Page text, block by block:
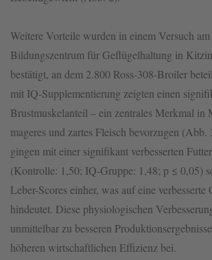
Weitere Vorteile wurden in einem Versuch
Bildungszentrum für Geflügelhaltung in
bestätigt, an dem 2.800 Ross-308-Broiler
mit IQ-Supplementierung zeigten einen
Brustmuskelanteil – ein zentrales Merkmal in
mageres und zartes Fleisch bevorzugen
gingen mit einer signifikant verbesserten
(Kontrolle: 1,50; IQ-Gruppe: 1,48; p ≤ 0,05)
Leber-Scores einher, was auf eine verbesserte
hindeutet. Diese physiologischen
unmittelbar zu besseren
höheren wirtschaftlichen Effizienz bei.